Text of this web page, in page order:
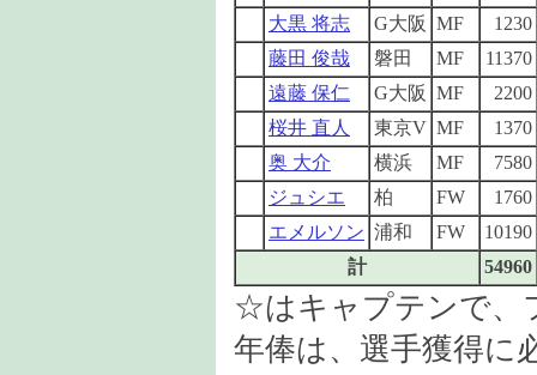
大黒 将志 G大阪 MF
1230
藤田 俊哉
磐田 MF
11370
遠藤 保仁
G大阪 MF
2200
桜井 直人
東京V MF
1370
奥 大介
横浜 MF
7580
ジュシエ
柏 FW
1760
エメルソン 浦和 FW
10190
計
54960
☆はキャプテンで、
年俸は、選手獲得に